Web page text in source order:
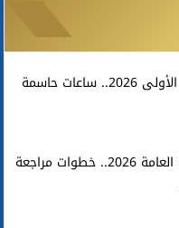
تنسيق المرحلة الأولى 2026.. ساعات حاسمة
تظلمات الثانوية العامة 2026.. خطوات مراجعة